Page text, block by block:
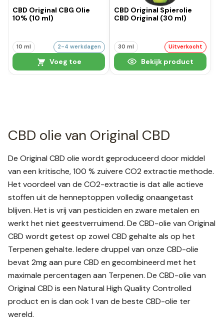
CBD Original CBG Olie
10% (10 ml)
10 ml 2-4 werkdagen
Voeg toe
CBD Original Spierolie
CBD Original (30 ml)
30 ml Uitverkocht
Bekijk product
CBD olie van Original CBD
De Original CBD olie wordt geproduceerd door middel
van een kritische, 100 % zuivere CO2 extractie methode.
Het voordeel van de CO2-extractie is dat alle actieve
stoffen uit de henneptoppen volledig onaangetast
blijven. Het is vrij van pesticiden en zware metalen en
werkt het niet geestverruimend. De CBD-olie van Original
CBD wordt getest op zowel CBD gehalte als op het
Terpenen gehalte. Iedere druppel van onze CBD-olie
bevat 2mg aan pure CBD en gecombineerd met het
maximale percentagen aan Terpenen. De CBD-olie van
Original CBD is een Natural High Quality Controlled
product en is dan ook 1 van de beste CBD-olie ter
wereld.